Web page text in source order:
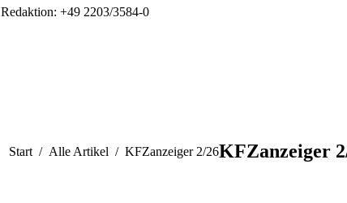
Redaktion: +49 2203/3584-0
Sie befinden sich hier:
Start Alle Artikel KFZanzeiger 2/26KFZanzeiger